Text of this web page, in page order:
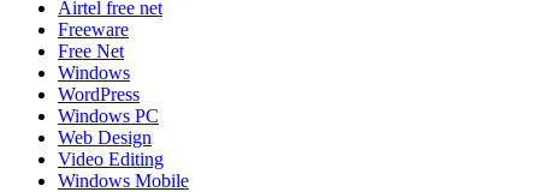
Airtel free net
Freeware
Free Net
Windows
WordPress
Windows PC
Web Design
Video Editing
Windows Mobile